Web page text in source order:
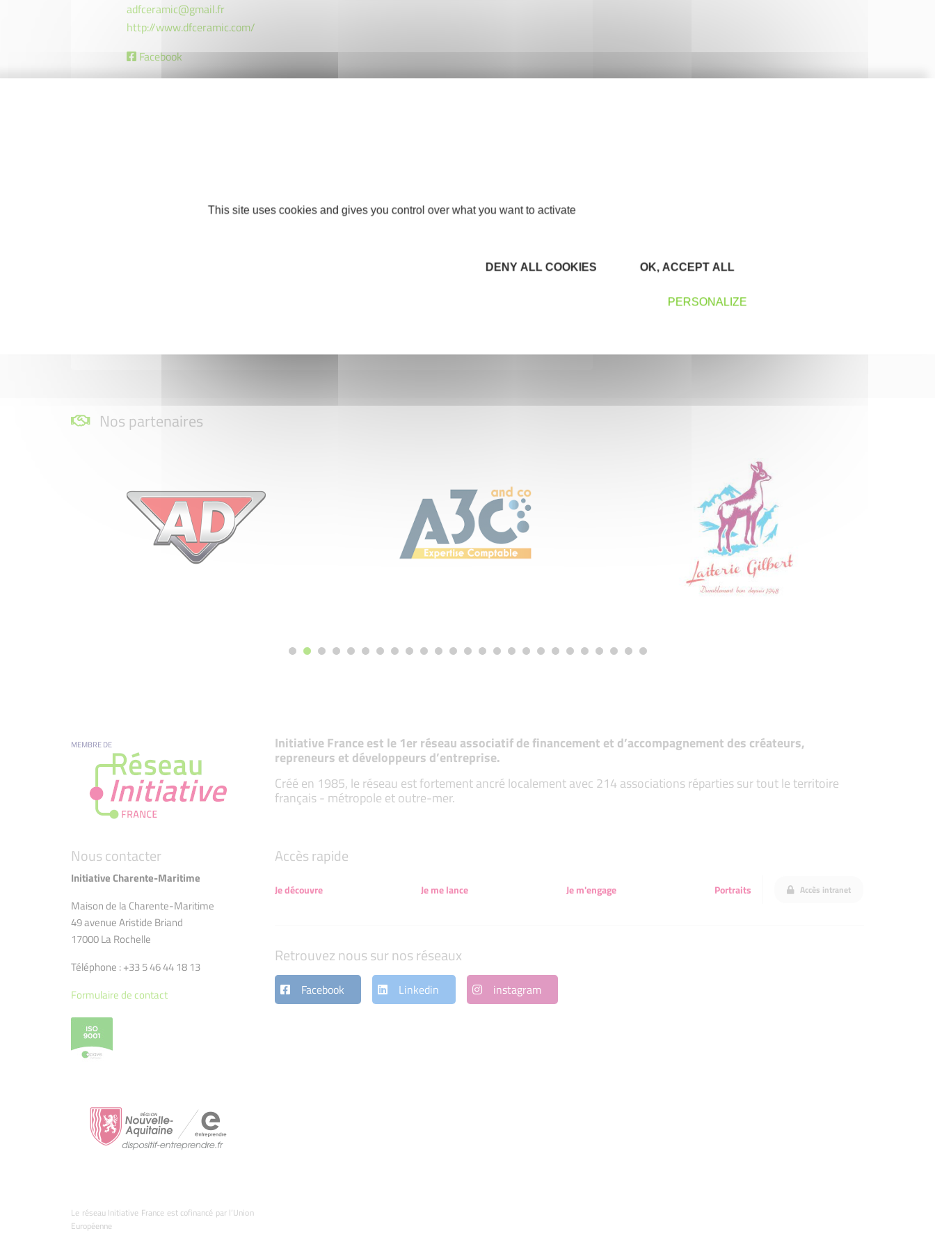
adfceramic@gmail.fr
http://www.dfceramic.com/
Facebook
Nos partenaires
MEMBRE DE Initiative France est le 1er réseau associatif de financement et d’accompagnement des créateurs,
repreneurs et développeurs d’entreprise.
Créé en 1985, le réseau est fortement ancré localement avec 214 associations réparties sur tout le territoire
français - métropole et outre-mer.
Nous contacter
Initiative Charente-Maritime
Maison de la Charente-Maritime
49 avenue Aristide Briand
17000 La Rochelle
Téléphone : +33 5 46 44 18 13
Formulaire de contact
Le réseau Initiative France est cofinancé par l’Union
Européenne
Accès rapide
Je découvre Je me lance Je m'engage Portraits Accès intranet
Retrouvez nous sur nos réseaux
Facebook Linkedin instagram
This site uses cookies and gives you control over what you want to activate
OK, ACCEPT ALL
DENY ALL COOKIES
PERSONALIZE